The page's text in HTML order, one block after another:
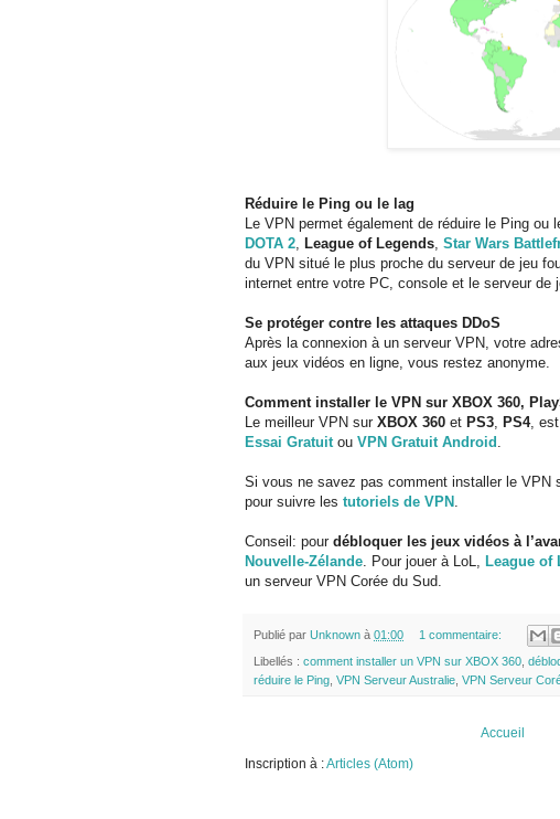
Réduire le Ping ou le lag
Le VPN permet également de réduire le Ping
DOTA 2 League of Legends Star Wars
du VPN situé le plus proche du serveur de jeu
internet entre votre PC, console et le serveur de
Se protéger contre les attaques DDoS
Après la connexion à un serveur VPN, votre
aux jeux vidéos en ligne, vous restez anonyme.
Comment installer le VPN sur XBOX 360,
Le meilleur VPN sur XBOX 360 et PS3 PS4, est
Essai Gratuit ou VPN Gratuit Android
Si vous ne savez pas comment installer le
pour suivre les tutoriels de VPN
Conseil: pour débloquer les jeux vidéos à
Nouvelle-Zélande . Pour jouer à LoL, League of
un serveur VPN Corée du Sud.
Publié par Unknown à 01:00 1 commentaire:
Libellés : comment installer un VPN sur XBOX 360
réduire le Ping VPN Serveur Australie VPN Serveur
Accueil
Inscription à :Articles (Atom)